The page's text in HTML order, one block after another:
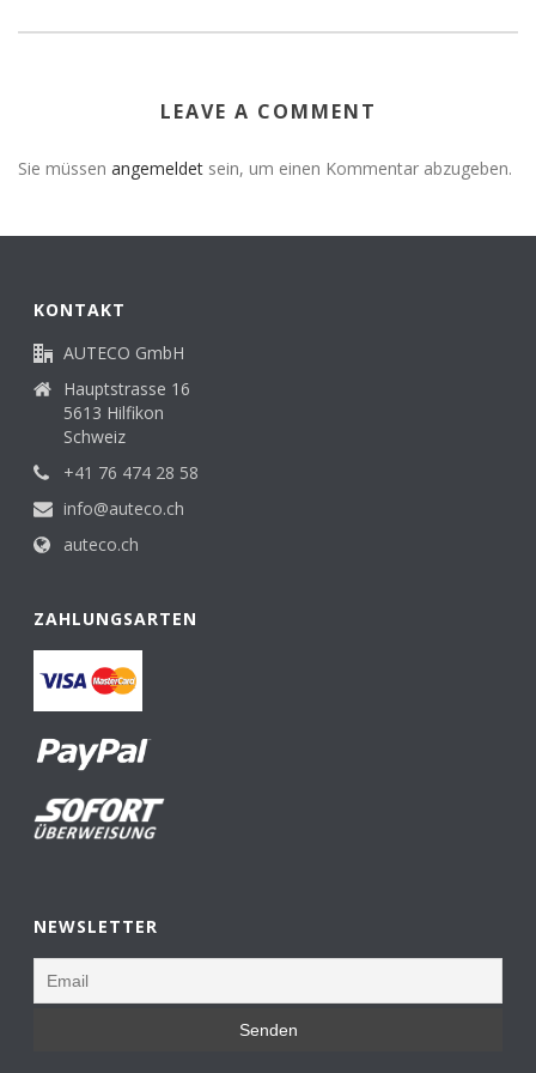
LEAVE A COMMENT
Sie müssen angemeldet sein, um einen Kommentar abzugeben.
KONTAKT
AUTECO GmbH
Hauptstrasse 16
5613 Hilfikon
Schweiz
+41 76 474 28 58
info@auteco.ch
auteco.ch
ZAHLUNGSARTEN
NEWSLETTER